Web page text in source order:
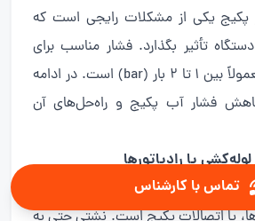
یکی از مشکلات رایجی است که
تأثیر بگذارد. فشار مناسب برای
کارکرد بهینه پکیج معمولاً بین ۱ تا ۲ بار (bar) است. در ادامه
فشار آب پکیج و راه‌حل‌های آن
کاهش فشار آب در پکیج، نشتی آب
تماس با کارشناس